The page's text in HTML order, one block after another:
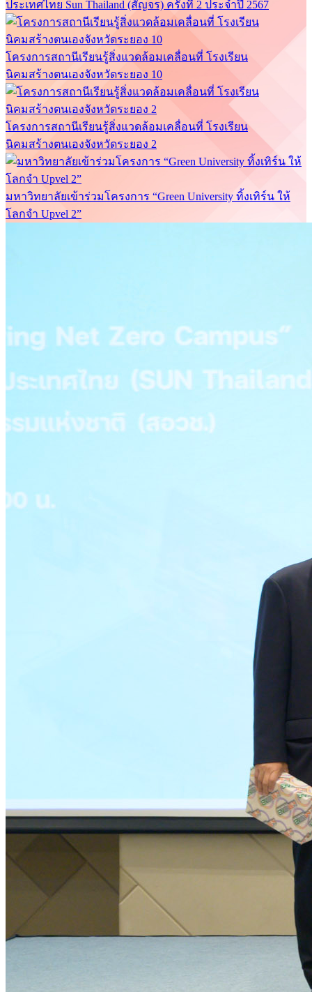
ประเทศไทย Sun Thailand (สัญจร) ครั้งที่ 2 ประจำปี 2567
โครงการสถานีเรียนรู้สิ่งแวดล้อมเคลื่อนที่ โรงเรียน
นิคมสร้างตนเองจังหวัดระยอง 10
โครงการสถานีเรียนรู้สิ่งแวดล้อมเคลื่อนที่ โรงเรียน
นิคมสร้างตนเองจังหวัดระยอง 2
มหาวิทยาลัยเข้าร่วมโครงการ “Green University ทิ้งเทิร์น ให้
โลกจำ Upvel 2”